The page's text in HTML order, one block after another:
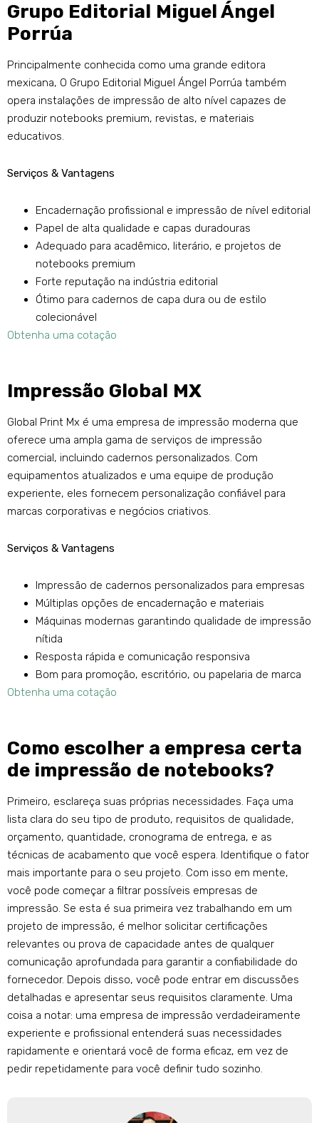
Grupo Editorial Miguel Ángel
Porrúa
Principalmente conhecida como uma grande editora
mexicana, O Grupo Editorial Miguel Ángel Porrúa também
opera instalações de impressão de alto nível capazes de
produzir notebooks premium, revistas, e materiais
educativos.
Serviços & Vantagens
Encadernação profissional e impressão de nível editorial
Papel de alta qualidade e capas duradouras
Adequado para acadêmico, literário, e projetos de
notebooks premium
Forte reputação na indústria editorial
Ótimo para cadernos de capa dura ou de estilo
colecionável
Obtenha uma cotação
Impressão Global MX
Global Print Mx é uma empresa de impressão moderna que
oferece uma ampla gama de serviços de impressão
comercial, incluindo cadernos personalizados. Com
equipamentos atualizados e uma equipe de produção
experiente, eles fornecem personalização confiável para
marcas corporativas e negócios criativos.
Serviços & Vantagens
Impressão de cadernos personalizados para empresas
Múltiplas opções de encadernação e materiais
Máquinas modernas garantindo qualidade de impressão
nítida
Resposta rápida e comunicação responsiva
Bom para promoção, escritório, ou papelaria de marca
Obtenha uma cotação
Como escolher a empresa certa
de impressão de notebooks?
Primeiro, esclareça suas próprias necessidades. Faça uma
lista clara do seu tipo de produto, requisitos de qualidade,
orçamento, quantidade, cronograma de entrega, e as
técnicas de acabamento que você espera. Identifique o fator
mais importante para o seu projeto. Com isso em mente,
você pode começar a filtrar possíveis empresas de
impressão. Se esta é sua primeira vez trabalhando em um
projeto de impressão, é melhor solicitar certificações
relevantes ou prova de capacidade antes de qualquer
comunicação aprofundada para garantir a confiabilidade do
fornecedor. Depois disso, você pode entrar em discussões
detalhadas e apresentar seus requisitos claramente. Uma
coisa a notar: uma empresa de impressão verdadeiramente
experiente e profissional entenderá suas necessidades
rapidamente e orientará você de forma eficaz, em vez de
pedir repetidamente para você definir tudo sozinho.